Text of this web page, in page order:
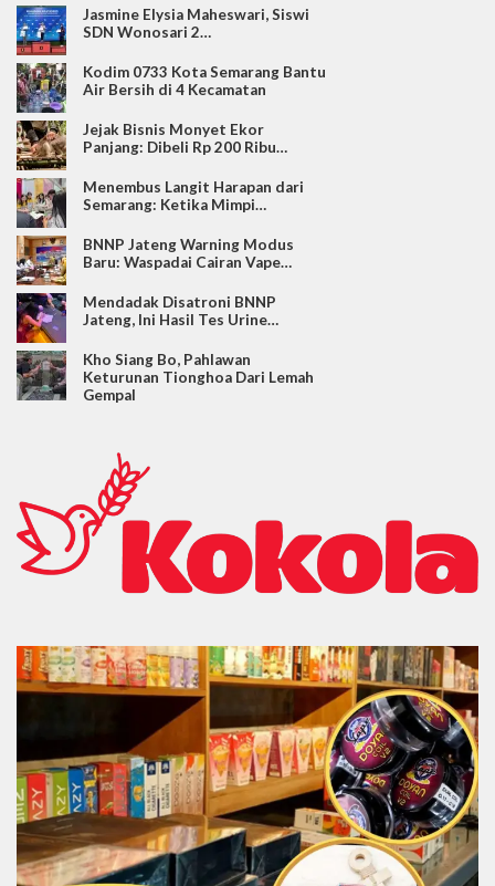
Jasmine Elysia Maheswari, Siswi
SDN Wonosari 2…
Kodim 0733 Kota Semarang Bantu
Air Bersih di 4 Kecamatan
Jejak Bisnis Monyet Ekor
Panjang: Dibeli Rp 200 Ribu…
Menembus Langit Harapan dari
Semarang: Ketika Mimpi…
BNNP Jateng Warning Modus
Baru: Waspadai Cairan Vape…
Mendadak Disatroni BNNP
Jateng, Ini Hasil Tes Urine…
Kho Siang Bo, Pahlawan
Keturunan Tionghoa Dari Lemah
Gempal